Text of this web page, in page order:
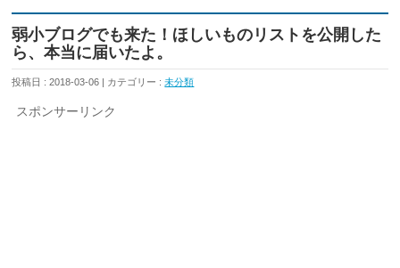
弱小ブログでも来た！ほしいものリストを公開した
ら、本当に届いたよ。
投稿日 : 2018-03-06 | カテゴリー :未分類
スポンサーリンク